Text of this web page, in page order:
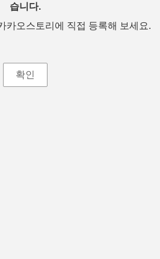
습니다.
카오스토리에 직접 등록해 보세요.
확인